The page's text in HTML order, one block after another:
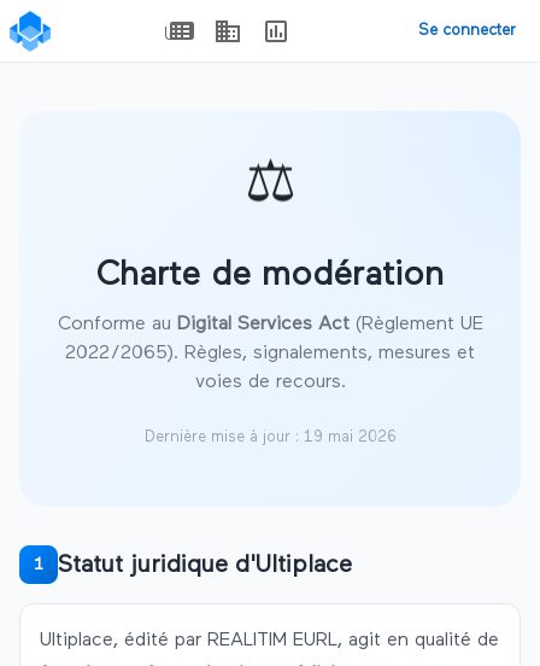
Se connecter
⚖️
Charte de modération
Conforme au Digital Services Act(Règlement UE
2022/2065). Règles, signalements, mesures et
voies de recours.
Dernière mise à jour : 19 mai 2026
1 Statut juridique d'Ultiplace
Ultiplace, édité par REALITIM EURL, agit en qualité de